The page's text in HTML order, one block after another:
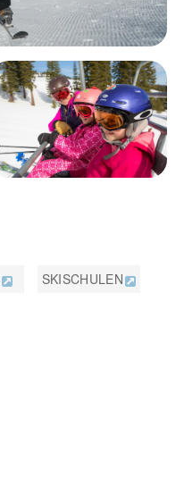
SKISCHULEN